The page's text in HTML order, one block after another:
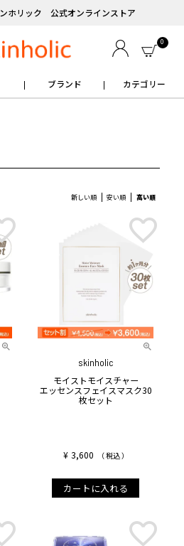
ホリック 公式オンラインストア
0
ブランド カテゴリー
新しい順 安い順 高い順
skinholic
モイストモイスチャー
エッセンスフェイスマスク30
枚セット
¥ 3,600 税込
カートに入れる